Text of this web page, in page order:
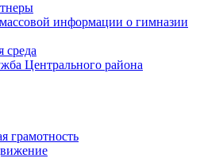
информации о гимназии
среда
Центрального района
грамотность